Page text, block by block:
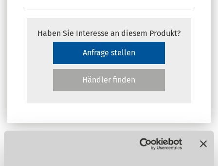
Haben Sie Interesse an diesem Produkt?
Anfrage stellen
Händler finden